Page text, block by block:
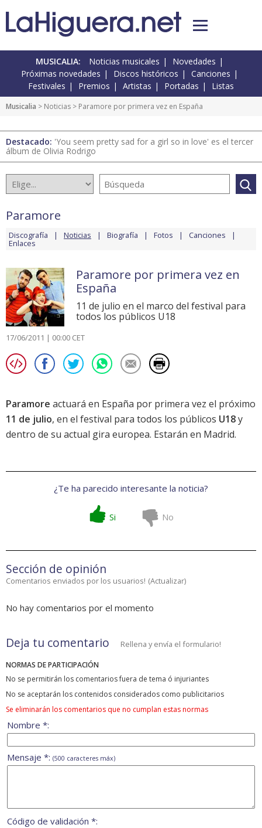
MUSICALIA: Noticias musicales
Novedades
Próximas novedades
Discos históricos
Canciones
Festivales
Premios Artistas Portadas Listas
Musicalia > Noticias > Paramore por primera vez en España
Destacado: 'You seem pretty sad for a girl so in love' es el tercer
álbum de Olivia Rodrigo
Paramore
Discografía Noticias Biografía Fotos Canciones
Enlaces
Paramore por primera vez en
España
11 de julio en el marco del festival para
todos los públicos U18
17/06/2011 | 00:00 CET
Paramore actuará en España por primera vez el próximo
11 de julio, en el festival para todos los públicos U18y
dentro de su actual gira europea. Estarán en Madrid.
¿Te ha parecido interesante la noticia?
Si No
Sección de opinión
Comentarios enviados por los usuarios! (Actualizar)
No hay comentarios por el momento
Deja tu comentario Rellena y envía el formulario!
NORMAS DE PARTICIPACIÓN
No se permitirán los comentarios fuera de tema ó injuriantes
No se aceptarán los contenidos considerados como publicitarios
Se eliminarán los comentarios que no cumplan estas normas
Nombre *:
Mensaje *: (500 caracteres máx)
Código de validación *: